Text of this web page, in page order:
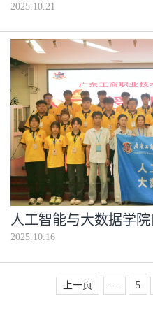
2025.10.21
人工智能与大数据学
2025.10.16
上一页 5